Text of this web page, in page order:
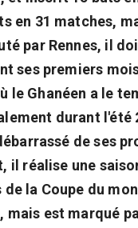
en 31 matches,
par Rennes, il
ses premiers
le Ghanéen a le
durant l'été
de ses
il réalise une
de la Coupe du
est marqué